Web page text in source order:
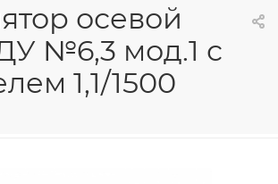
осевой
№6,3 мод.1 с
1,1/1500